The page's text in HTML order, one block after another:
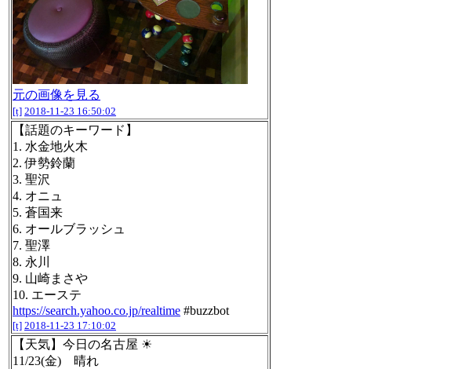
元の画像を見る
[t] 2018-11-23 16:50:02
【話題のキーワード】
1. 水金地火木
2. 伊勢鈴蘭
3. 聖沢
4. オニュ
5. 蒼国来
6. オールブラッシュ
7. 聖澤
8. 永川
9. 山崎まさや
10. エーステ
https://search.yahoo.co.jp/realtime #buzzbot
[t] 2018-11-23 17:10:02
【天気】今日の名古屋 ☀
11/23(金) 晴れ